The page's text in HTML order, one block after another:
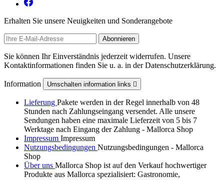
Erhalten Sie unsere Neuigkeiten und Sonderangebote
Sie können Ihr Einverständnis jederzeit widerrufen. Unsere
Kontaktinformationen finden Sie u. a. in der Datenschutzerklärung.
Information Umschalten information links 
Lieferung Pakete werden in der Regel innerhalb von 48
Stunden nach Zahlungseingang versendet. Alle unsere
Sendungen haben eine maximale Lieferzeit von 5 bis 7
Werktage nach Eingang der Zahlung - Mallorca Shop
Impressum Impressum
Nutzungsbedingungen Nutzungsbedingungen - Mallorca
Shop
Über uns Mallorca Shop ist auf den Verkauf hochwertiger
Produkte aus Mallorca spezialisiert: Gastronomie,